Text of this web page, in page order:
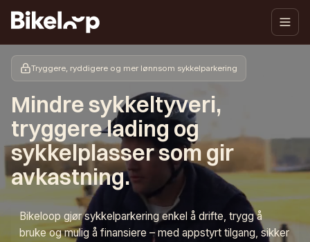
Tryggere, ryddigere og mer lønnsom sykkelparkering
Mindre sykkeltyveri,
tryggere lading og
sykkelplasser som gir
avkastning.
Bikeloop gjør sykkelparkering enkel å drifte, trygg å
bruke og mulig å finansiere – med appstyrt tilgang, sikker